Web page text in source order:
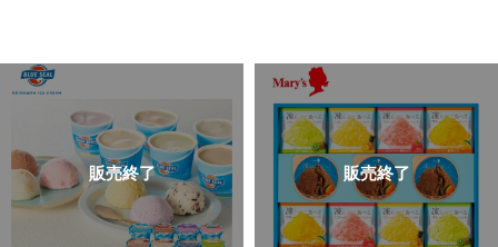
販売終了 販売終了